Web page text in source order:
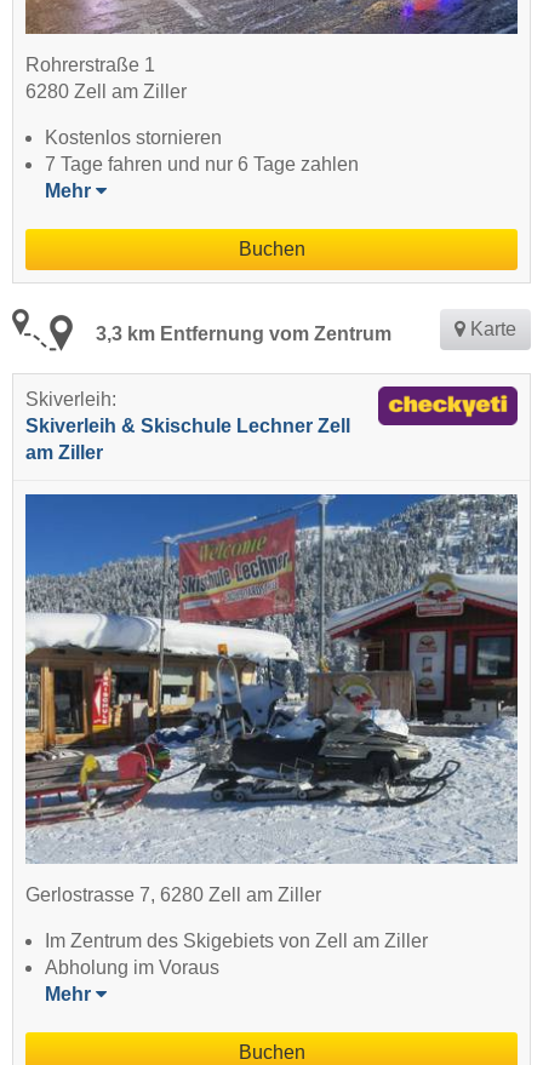
Rohrerstraße 1
6280 Zell am Ziller
Kostenlos stornieren
7 Tage fahren und nur 6 Tage zahlen
Mehr
Buchen
3,3 km Entfernung vom Zentrum Karte
Skiverleih:
Skiverleih & Skischule Lechner Zell
am Ziller
Gerlostrasse 7, 6280 Zell am Ziller
Im Zentrum des Skigebiets von Zell am Ziller
Abholung im Voraus
Mehr
Buchen